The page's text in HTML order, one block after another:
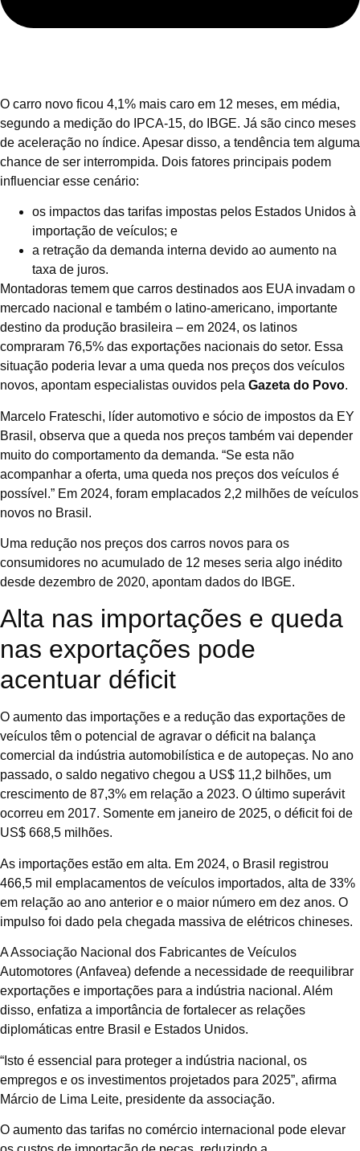
O carro novo ficou 4,1% mais caro em 12 meses, em média,
segundo a medição do IPCA-15, do IBGE. Já são cinco meses
de aceleração no índice. Apesar disso, a tendência tem alguma
chance de ser interrompida. Dois fatores principais podem
influenciar esse cenário:
os impactos das tarifas impostas pelos Estados Unidos à
importação de veículos; e
a retração da demanda interna devido ao aumento na
taxa de juros.
Montadoras temem que carros destinados aos EUA invadam o
mercado nacional e também o latino-americano, importante
destino da produção brasileira – em 2024, os latinos
compraram 76,5% das exportações nacionais do setor. Essa
situação poderia levar a uma queda nos preços dos veículos
novos, apontam especialistas ouvidos pela Gazeta do Povo.
Marcelo Frateschi, líder automotivo e sócio de impostos da EY
Brasil, observa que a queda nos preços também vai depender
muito do comportamento da demanda. “Se esta não
acompanhar a oferta, uma queda nos preços dos veículos é
possível.” Em 2024, foram emplacados 2,2 milhões de veículos
novos no Brasil.
Uma redução nos preços dos carros novos para os
consumidores no acumulado de 12 meses seria algo inédito
desde dezembro de 2020, apontam dados do IBGE.
Alta nas importações e queda
nas exportações pode
acentuar déficit
O aumento das importações e a redução das exportações de
veículos têm o potencial de agravar o déficit na balança
comercial da indústria automobilística e de autopeças. No ano
passado, o saldo negativo chegou a US$ 11,2 bilhões, um
crescimento de 87,3% em relação a 2023. O último superávit
ocorreu em 2017. Somente em janeiro de 2025, o déficit foi de
US$ 668,5 milhões.
As importações estão em alta. Em 2024, o Brasil registrou
466,5 mil emplacamentos de veículos importados, alta de 33%
em relação ao ano anterior e o maior número em dez anos. O
impulso foi dado pela chegada massiva de elétricos chineses.
A Associação Nacional dos Fabricantes de Veículos
Automotores (Anfavea) defende a necessidade de reequilibrar
exportações e importações para a indústria nacional. Além
disso, enfatiza a importância de fortalecer as relações
diplomáticas entre Brasil e Estados Unidos.
“Isto é essencial para proteger a indústria nacional, os
empregos e os investimentos projetados para 2025”, afirma
Márcio de Lima Leite, presidente da associação.
O aumento das tarifas no comércio internacional pode elevar